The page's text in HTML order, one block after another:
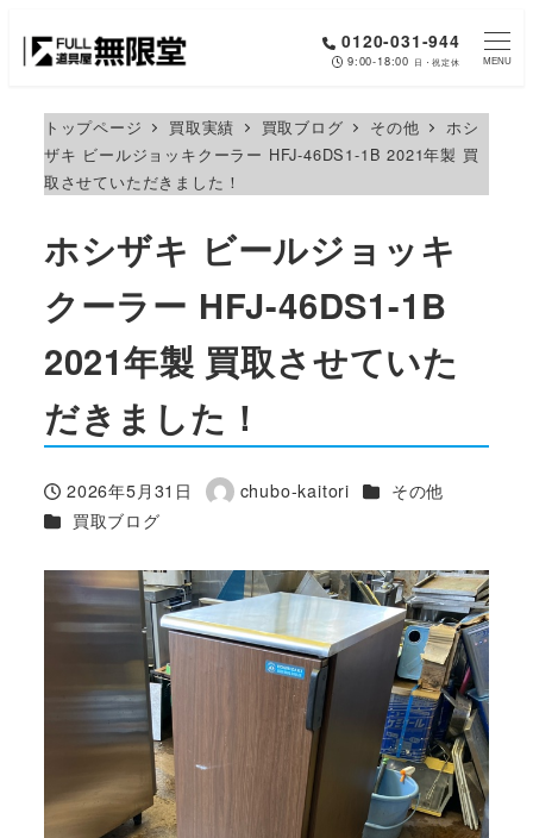
0120-031-944
9:00-18:00 日・祝定休 MENU
トップページ 買取実績 買取ブログ その他
ホシ
ザキ ビールジョッキクーラー HFJ-46DS1-1B 2021年製 買
取させていただきました！
ホシザキ ビールジョッキ
クーラー HFJ-46DS1-1B
2021年製 買取させていた
だきました！
投稿日
2026年5月31日
著
chubo-kaitori カテゴリー
その他
カテゴリー
買取ブログ